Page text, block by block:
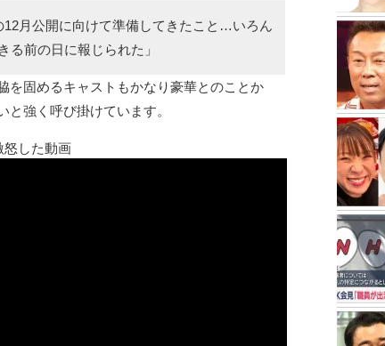
12月公開に向けて準備してきたこと…いろん
る前の日に報じられた」
を固めるキャストもかなり豪華とのことか
強く呼び掛けています。
怒した動画